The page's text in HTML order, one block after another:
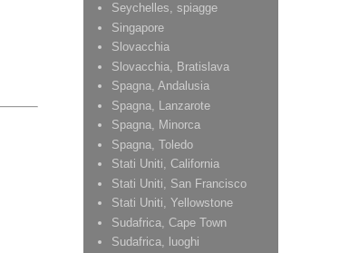
Seychelles, spiagge
Singapore
Slovacchia
Slovacchia, Bratislava
Spagna, Andalusia
Spagna, Lanzarote
Spagna, Minorca
Spagna, Toledo
Stati Uniti, California
Stati Uniti, San Francisco
Stati Uniti, Yellowstone
Sudafrica, Cape Town
Sudafrica, luoghi